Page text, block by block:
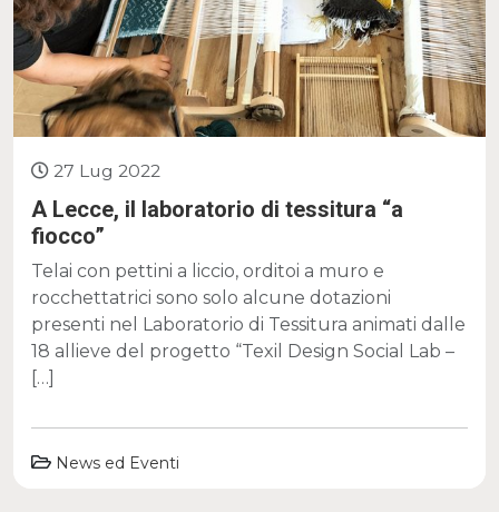
27 Lug 2022
A Lecce, il laboratorio di tessitura “a
fiocco”
Telai con pettini a liccio, orditoi a muro e
rocchettatrici sono solo alcune dotazioni
presenti nel Laboratorio di Tessitura animati dalle
18 allieve del progetto “Texil Design Social Lab –
[…]
News ed Eventi